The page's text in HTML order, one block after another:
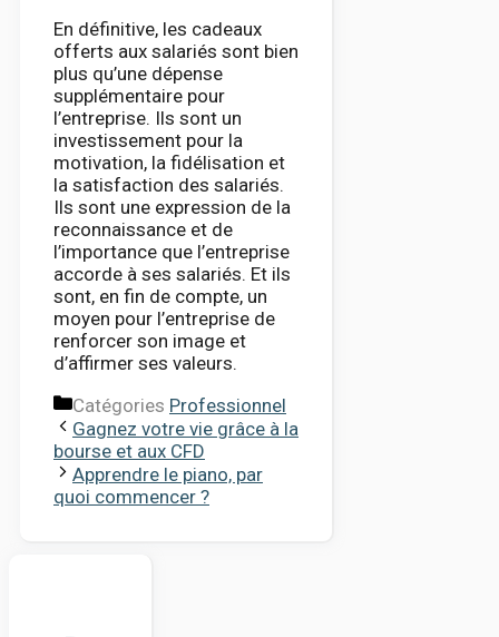
En définitive, les cadeaux
offerts aux salariés sont bien
plus qu’une dépense
supplémentaire pour
l’entreprise. Ils sont un
investissement pour la
motivation, la fidélisation et
la satisfaction des salariés.
Ils sont une expression de la
reconnaissance et de
l’importance que l’entreprise
accorde à ses salariés. Et ils
sont, en fin de compte, un
moyen pour l’entreprise de
renforcer son image et
d’affirmer ses valeurs.
Catégories Professionnel
Gagnez votre vie grâce à la
bourse et aux CFD
Apprendre le piano, par
quoi commencer ?